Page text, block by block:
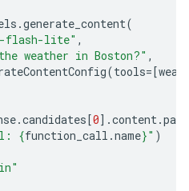
.generate_content(
flash-lite" ,
weather in Boston?" ,
(tools=[
.candidates[0] .content.
{function_call .name}" )